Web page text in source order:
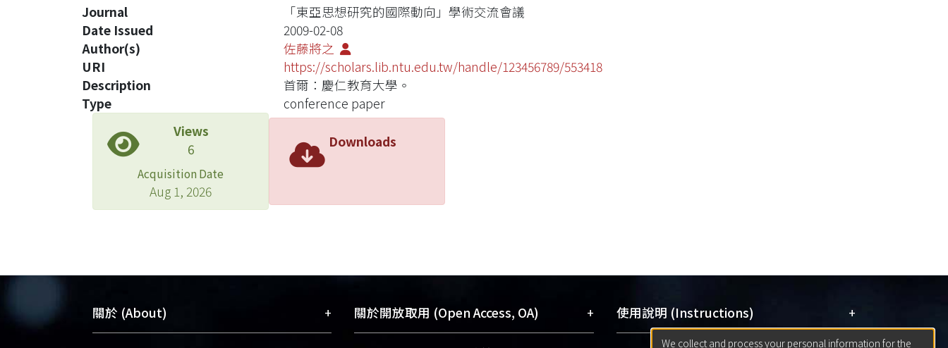
Journal
「東亞思想研究的國際動向」學術交流會議
Date Issued
2009-02-08
Author(s)
佐藤將之
URI
https://scholars.lib.ntu.edu.tw/handle/123456789/553418
Description
首爾：慶仁教育大學。
Type
conference paper
Views
6
Acquisition Date
Aug 1, 2026
Downloads
關於 (About) + 關於開放取用 (Open Access, OA) + 使用說明 (Instructions) +
We collect and process your personal information for the